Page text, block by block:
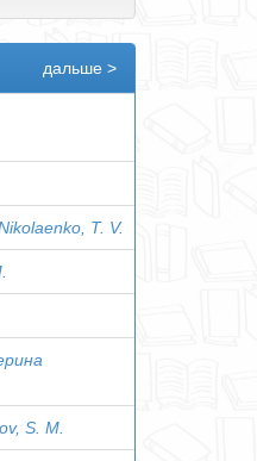
дальше >
T. V.
S. M.